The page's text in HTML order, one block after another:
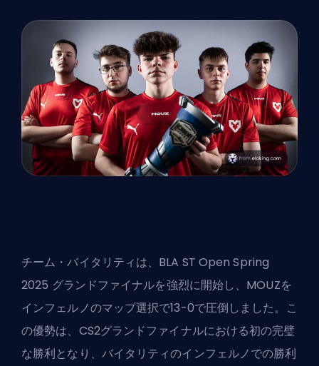
チーム・バイタリティは、BLA ST Open Spring
2025 グランドファイナルを強烈に開始し、MOUZを
インフェルノのマップ選択で13-0で圧倒しました。こ
の優勢は、CS2グランドファイナルにおける初の完璧
な勝利となり、バイタリティのインフェルノでの勝利